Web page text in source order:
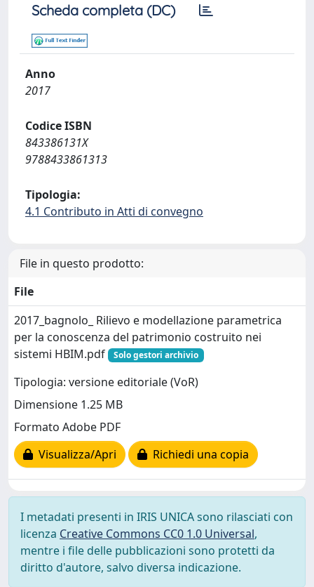
Scheda completa (DC)
Anno
2017
Codice ISBN
843386131X
9788433861313
Tipologia:
4.1 Contributo in Atti di convegno
File in questo prodotto:
File
2017_bagnolo_ Rilievo e modellazione parametrica
per la conoscenza del patrimonio costruito nei
sistemi HBIM.pdf
Solo gestori archivio
Tipologia: versione editoriale (VoR)
Dimensione 1.25 MB
Formato Adobe PDF
Visualizza/Apri
Richiedi una copia
I metadati presenti in IRIS UNICA sono rilasciati con
licenza Creative Commons CC0 1.0 Universal,
mentre i file delle pubblicazioni sono protetti da
diritto d'autore, salvo diversa indicazione.